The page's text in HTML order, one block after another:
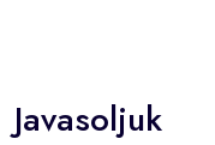
Javasoljuk